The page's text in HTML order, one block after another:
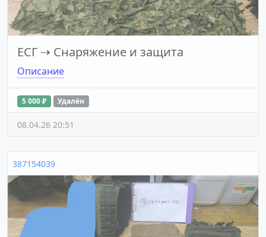
ЕСГ ⇢ Снаряжение и защита
Описание
5 000 ₽ Удалён
08.04.26 20:51
387154039